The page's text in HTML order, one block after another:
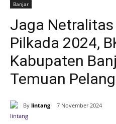
Banjar
Jaga
Pilkada 2024,
Kabupaten
Temuan
By lintang 7 November 2024